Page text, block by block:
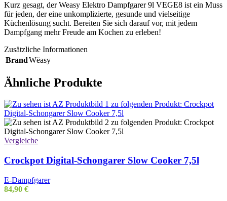
Kurz gesagt, der Weasy Elektro Dampfgarer 9l VEGE8 ist ein Muss
für jeden, der eine unkomplizierte, gesunde und vielseitige
Küchenlösung sucht. Bereiten Sie sich darauf vor, mit jedem
Dampfgang mehr Freude am Kochen zu erleben!
Zusätzliche Informationen
BrandWëasy
Ähnliche Produkte
Vergleiche
Crockpot Digital-Schongarer Slow Cooker 7,5l
E-Dampfgarer
84,90 €